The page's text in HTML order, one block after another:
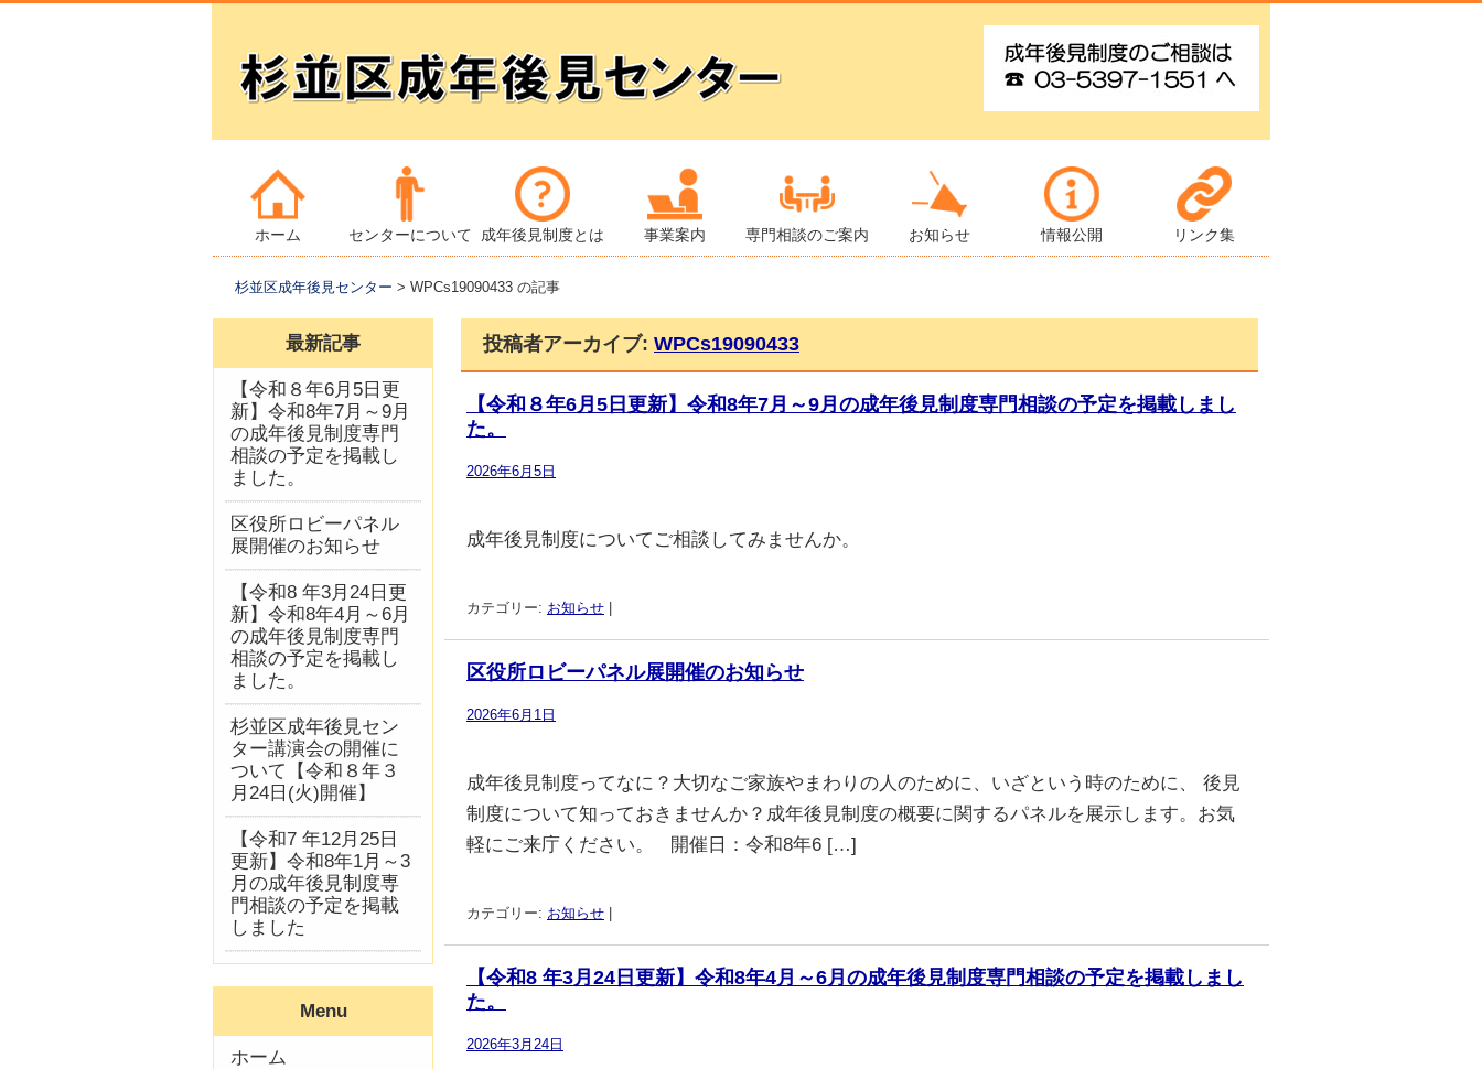
メインメニュー
へ
ホーム センターについて 成年後見制度とは 事業案内 専門相談のご案内 お知らせ 情報公開 リンク集
杉並区成年後見センター > WPCs19090433 の記事
投稿者アーカイブ: WPCs19090433
【令和８年6月5日更新】令和8年7月～9月の成年後見制度専門相談の予定を掲載しまし
た。
2026年6月5日
成年後見制度についてご相談してみませんか。
カテゴリー: お知らせ
区役所ロビーパネル展開催のお知らせ
2026年6月1日
成年後見制度ってなに？大切なご家族やまわりの人のために、いざという時のために、 後見
制度について知っておきませんか？成年後見制度の概要に関するパネルを展示します。お気
軽にご来庁ください。 開催日：令和8年6 […]
カテゴリー: お知らせ
【令和8 年3月24日更新】令和8年4月～6月の成年後見制度専門相談の予定を掲載しまし
た。
2026年3月24日
最新記事
【令和８年6月5日更
新】令和8年7月～9月
の成年後見制度専門
相談の予定を掲載し
ました。
区役所ロビーパネル
展開催のお知らせ
【令和8 年3月24日更
新】令和8年4月～6月
の成年後見制度専門
相談の予定を掲載し
ました。
杉並区成年後見セン
ター講演会の開催に
ついて【令和８年３
月24日(火)開催】
【令和7 年12月25日
更新】令和8年1月～3
月の成年後見制度専
門相談の予定を掲載
しました
Menu
ホーム